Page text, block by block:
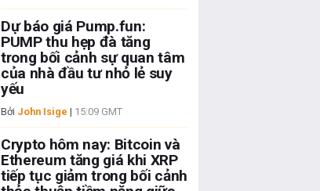
Dự báo giá Pump.fun:
PUMP thu hẹp đà tăng
trong bối cảnh sự quan tâm
của nhà đầu tư nhỏ lẻ suy
yếu
Bởi John Isige | 15:09 GMT
Crypto hôm nay: Bitcoin và
Ethereum tăng giá khi XRP
tiếp tục giảm trong bối cảnh